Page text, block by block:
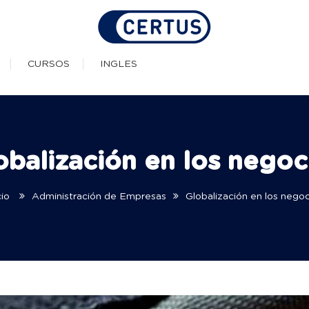
Técnicas Profesionales
CURSOS INGLES
en los
Administración de Empresas Globalización en los